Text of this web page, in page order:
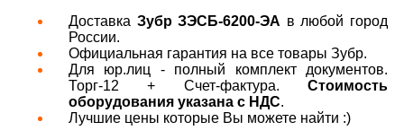
Доставка Зубр ЗЭСБ-6200-ЭА в любой город
России.
Официальная гарантия на все товары Зубр.
Для юр.лиц - полный комплект документов.
Торг-12 + Счет-фактура. Стоимость
оборудования указана с НДС.
Лучшие цены которые Вы можете найти :)